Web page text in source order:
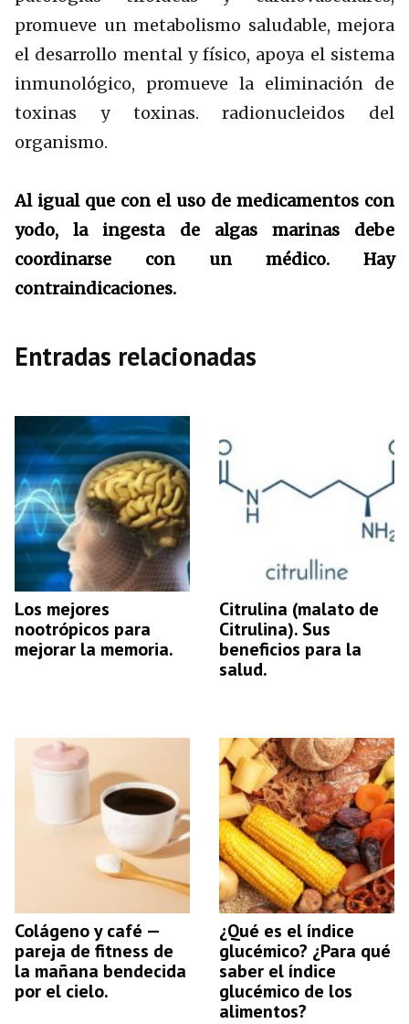
promueve un metabolismo saludable, mejora
el desarrollo mental y físico, apoya el sistema
inmunológico, promueve la eliminación de
toxinas y toxinas. radionucleidos del
organismo.
Al igual que con el uso de medicamentos con
yodo, la ingesta de algas marinas debe
coordinarse con un médico. Hay
contraindicaciones.
Entradas relacionadas
Los mejores
nootrópicos para
mejorar la memoria.
Citrulina (malato de
Citrulina). Sus
beneficios para la
salud.
Colágeno y café —
pareja de fitness de
la mañana bendecida
por el cielo.
¿Qué es el índice
glucémico? ¿Para qué
saber el índice
glucémico de los
alimentos?